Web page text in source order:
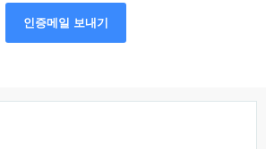
인증메일 보내기